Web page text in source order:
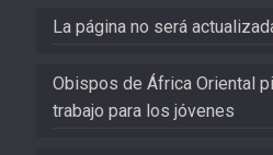
La página no será
Obispos de África Oriental
trabajo para los jóvenes